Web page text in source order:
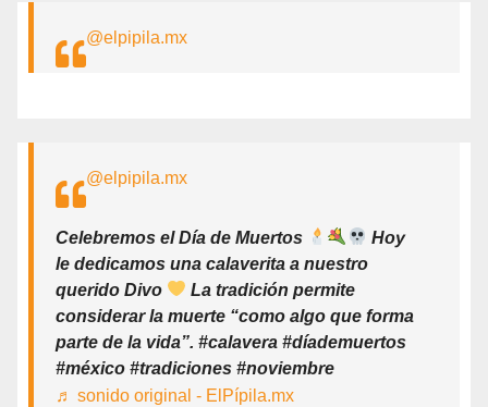
@elpipila.mx
@elpipila.mx
Celebremos el Día de Muertos
Hoy
le dedicamos una calaverita a nuestro
querido Divo
La tradición permite
considerar la muerte “como algo que forma
parte de la vida”. #calavera #díademuertos
#méxico #tradiciones #noviembre
♬ sonido original - ElPípila.mx